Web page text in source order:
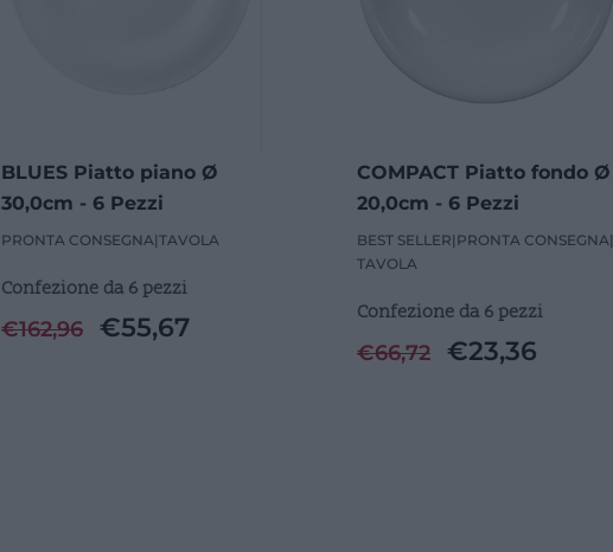
BLUES Piatto piano Ø
30,0cm - 6 Pezzi
PRONTA CONSEGNA|TAVOLA
Confezione da 6 pezzi
€162,96 €55,67
COMPACT Piatto fondo Ø
20,0cm - 6 Pezzi
BEST SELLER| PRONTA CONSEGNA|
TAVOLA
Confezione da 6 pezzi
€66,72 €23,36